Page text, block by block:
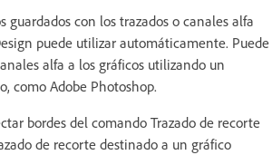
guardados con los trazados o canales alfa
puede utilizar automáticamente. Puede
alfa a los gráficos utilizando un
como Adobe Photoshop.
bordes del comando Trazado de recorte
de recorte destinado a un gráfico